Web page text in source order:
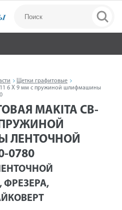
Щетки графитовые
6 Х 9 мм с пружиной шлифмашины
MAKITA CB-
ПРУЖИНОЙ
ЛЕНТОЧНОЙ
0780
ФРЕЗЕРА,